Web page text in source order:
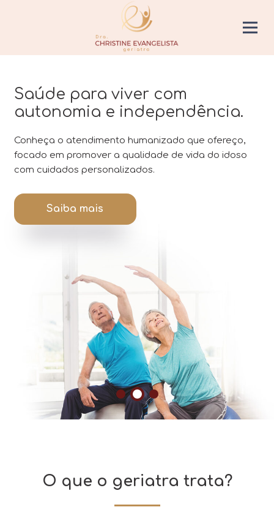
Saúde para viver com
autonomia e independência.
Conheça o atendimento humanizado que ofereço,
focado em promover a qualidade de vida do idoso
com cuidados personalizados.
Saiba mais
O que o geriatra trata?